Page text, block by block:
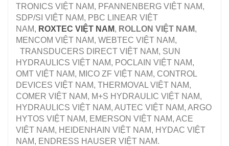
TRONICS VIỆT NAM, PFANNENBERG VIỆT NAM,
SDP/SI VIỆT NAM, PBC LINEAR VIỆT
NAM, ROXTEC VIỆT NAM, ROLLON VIỆT NAM,
MENCOM VIỆT NAM, WEBTEC VIỆT NAM,
TRANSDUCERS DIRECT VIỆT NAM, SUN
HYDRAULICS VIỆT NAM, POCLAIN VIỆT NAM,
OMT VIỆT NAM, MICO ZF VIỆT NAM, CONTROL
DEVICES VIỆT NAM, THERMOVAL VIỆT NAM,
COMER VIỆT NAM, M+S HYDRAULIC VIỆT NAM,
HYDRAULICS VIỆT NAM, AUTEC VIỆT NAM, ARGO
HYTOS VIỆT NAM, EMERSON VIỆT NAM, ACE
VIỆT NAM, HEIDENHAIN VIỆT NAM, HYDAC VIỆT
NAM, ENDRESS HAUSER VIỆT NAM.